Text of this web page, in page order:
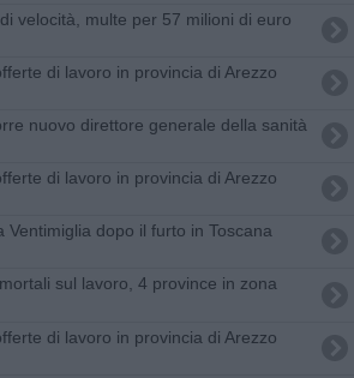
velocità, multe per 57 milioni di euro
di lavoro in provincia di Arezzo
nuovo direttore generale della sanità
di lavoro in provincia di Arezzo
Ventimiglia dopo il furto in Toscana
sul lavoro, 4 province in zona
di lavoro in provincia di Arezzo